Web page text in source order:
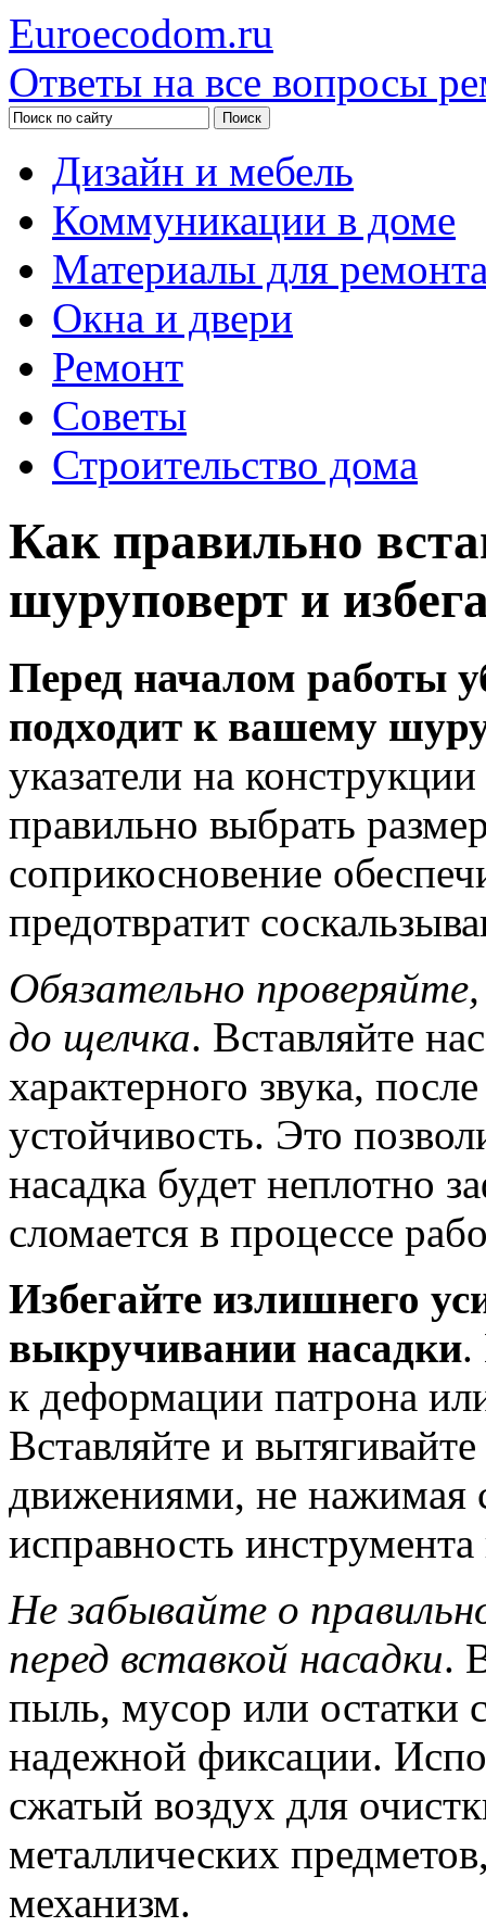
Euroecodom.ru
Ответы на все вопросы
Дизайн и мебель
Коммуникации в доме
Материалы для
Окна и двери
Ремонт
Советы
Строительство дома
Как правильно
шуруповерт и
Перед началом работы
подходит к вашему
указатели на
правильно выбрать
соприкосновение
предотвратит
Обязательно
до щелчка. Вставляйте
характерного звука,
устойчивость. Это
насадка будет неплотно
сломается в процессе
Избегайте излишнего
выкручивании насадки.
к деформации патрона
Вставляйте и
движениями, не нажимая
исправность
Не забывайте о
перед вставкой насадки.
пыль, мусор или остатки
надежной фиксации.
сжатый воздух для
металлических
механизм.